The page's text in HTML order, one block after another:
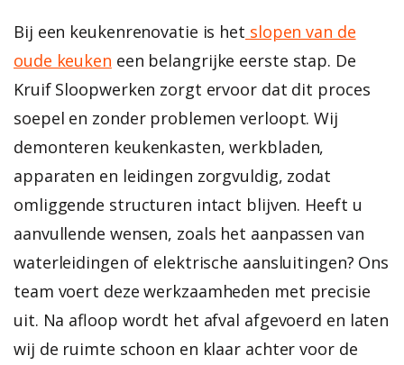
Bij een keukenrenovatie is het slopen van de
oude keuken een belangrijke eerste stap. De
Kruif Sloopwerken zorgt ervoor dat dit proces
soepel en zonder problemen verloopt. Wij
demonteren keukenkasten, werkbladen,
apparaten en leidingen zorgvuldig, zodat
omliggende structuren intact blijven. Heeft u
aanvullende wensen, zoals het aanpassen van
waterleidingen of elektrische aansluitingen? Ons
team voert deze werkzaamheden met precisie
uit. Na afloop wordt het afval afgevoerd en laten
wij de ruimte schoon en klaar achter voor de